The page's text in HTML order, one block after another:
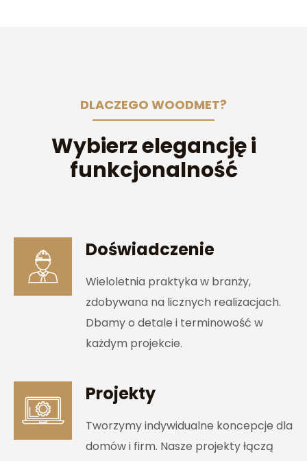
DLACZEGO WOODMET?
Wybierz elegancję i
funkcjonalność
Doświadczenie
Wieloletnia praktyka w branży,
zdobywana na licznych realizacjach.
Dbamy o detale i terminowość w
każdym projekcie.
Projekty
Tworzymy indywidualne koncepcje dla
domów i firm. Nasze projekty łączą